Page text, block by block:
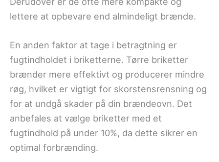
lettere at opbevare end almindeligt brænde.
En anden faktor at tage i betragtning er
fugtindholdet i briketterne. Tørre briketter
brænder mere effektivt og producerer mindre
røg, hvilket er vigtigt for skorstensrensning og
for at undgå skader på din brændeovn. Det
anbefales at vælge briketter med et
fugtindhold på under 10%, da dette sikrer en
optimal forbrænding.